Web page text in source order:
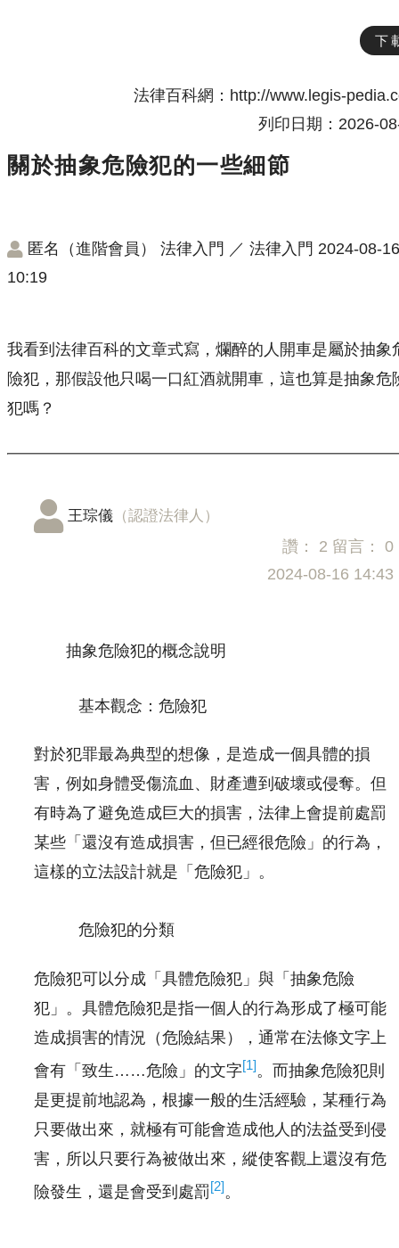
下
法律百科網：http://www.legis-
列印日期：2026-
關於抽象危險犯的一些細節
匿名（進階會員） 法律入門 ／ 法律入門 2024-08-16
10:19
我看到法律百科的文章式寫，爛醉的人開車是屬於抽象
險犯，那假設他只喝一口紅酒就開車，這也算是抽象危
犯嗎？
王琮儀 （認證法律人）
讚： 2 留言： 0
2024-08-16 14:43
抽象危險犯的概念說明
基本觀念：危險犯
對於犯罪最為典型的想像，是造成一個具體的損
害，例如身體受傷流血、財產遭到破壞或侵奪。但
有時為了避免造成巨大的損害，法律上會提前處罰
某些「還沒有造成損害，但已經很危險」的行為，
這樣的立法設計就是「危險犯」。
危險犯的分類
危險犯可以分成「具體危險犯」與「抽象危險
犯」。具體危險犯是指一個人的行為形成了極可能
造成損害的情況（危險結果），通常在法條文字上
會有「致生……危險」的文字[1]。而抽象危險犯則
是更提前地認為，根據一般的生活經驗，某種行為
只要做出來，就極有可能會造成他人的法益受到侵
害，所以只要行為被做出來，縱使客觀上還沒有危
險發生，還是會受到處罰[2]。